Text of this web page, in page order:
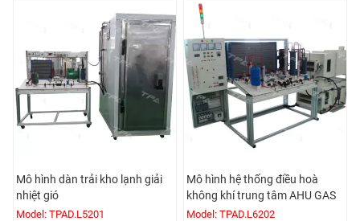
Mô hình dàn trải kho lạnh giải
nhiệt gió
Model: TPAD.L5201
Mô hình hệ thống điều hoà
không khí trung tâm AHU GAS
Model: TPAD.L6202